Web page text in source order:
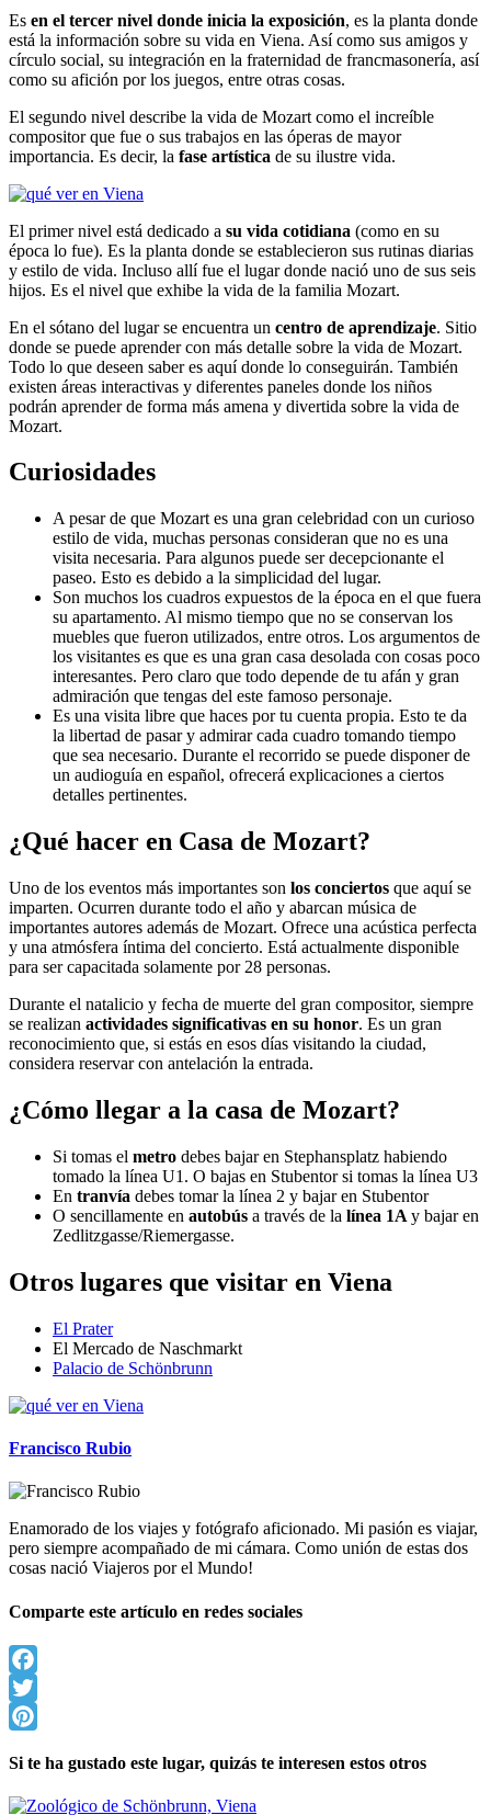
Es en el tercer nivel donde inicia la exposición, es la planta donde
está la información sobre su vida en Viena. Así como sus amigos y
círculo social, su integración en la fraternidad de francmasonería, así
como su afición por los juegos, entre otras cosas.
El segundo nivel describe la vida de Mozart como el increíble
compositor que fue o sus trabajos en las óperas de mayor
importancia. Es decir, la fase artística de su ilustre vida.
El primer nivel está dedicado a su vida cotidiana (como en su
época lo fue). Es la planta donde se establecieron sus rutinas diarias
y estilo de vida. Incluso allí fue el lugar donde nació uno de sus seis
hijos. Es el nivel que exhibe la vida de la familia Mozart.
En el sótano del lugar se encuentra un centro de aprendizaje. Sitio
donde se puede aprender con más detalle sobre la vida de Mozart.
Todo lo que deseen saber es aquí donde lo conseguirán. También
existen áreas interactivas y diferentes paneles donde los niños
podrán aprender de forma más amena y divertida sobre la vida de
Mozart.
Curiosidades
A pesar de que Mozart es una gran celebridad con un curioso
estilo de vida, muchas personas consideran que no es una
visita necesaria. Para algunos puede ser decepcionante el
paseo. Esto es debido a la simplicidad del lugar.
Son muchos los cuadros expuestos de la época en el que fuera
su apartamento. Al mismo tiempo que no se conservan los
muebles que fueron utilizados, entre otros. Los argumentos de
los visitantes es que es una gran casa desolada con cosas poco
interesantes. Pero claro que todo depende de tu afán y gran
admiración que tengas del este famoso personaje.
Es una visita libre que haces por tu cuenta propia. Esto te da
la libertad de pasar y admirar cada cuadro tomando tiempo
que sea necesario. Durante el recorrido se puede disponer de
un audioguía en español, ofrecerá explicaciones a ciertos
detalles pertinentes.
¿Qué hacer en Casa de Mozart?
Uno de los eventos más importantes son los conciertos que aquí se
imparten. Ocurren durante todo el año y abarcan música de
importantes autores además de Mozart. Ofrece una acústica perfecta
y una atmósfera íntima del concierto. Está actualmente disponible
para ser capacitada solamente por 28 personas.
Durante el natalicio y fecha de muerte del gran compositor, siempre
se realizan actividades significativas en su honor. Es un gran
reconocimiento que, si estás en esos días visitando la ciudad,
considera reservar con antelación la entrada.
¿Cómo llegar a la casa de Mozart?
Si tomas el metro debes bajar en Stephansplatz habiendo
tomado la línea U1. O bajas en Stubentor si tomas la línea U3
En tranvía debes tomar la línea 2 y bajar en Stubentor
O sencillamente en autobús a través de la línea 1A y bajar en
Zedlitzgasse/Riemergasse.
Otros lugares que visitar en Viena
El Prater
El Mercado de Naschmarkt
Palacio de Schönbrunn
Francisco Rubio
Enamorado de los viajes y fotógrafo aficionado. Mi pasión es viajar,
pero siempre acompañado de mi cámara. Como unión de estas dos
cosas nació Viajeros por el Mundo!
Comparte este artículo en redes sociales
Facebook
Twitter
Si te ha gustado este lugar, quizás te interesen estos otros